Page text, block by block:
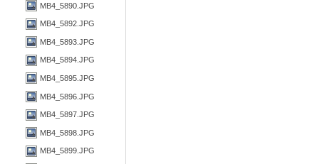
MB4_5890.JPG
MB4_5892.JPG
MB4_5893.JPG
MB4_5894.JPG
MB4_5895.JPG
MB4_5896.JPG
MB4_5897.JPG
MB4_5898.JPG
MB4_5899.JPG